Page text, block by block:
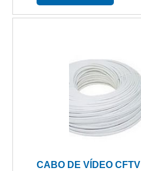
CABO DE VÍDEO CFTV